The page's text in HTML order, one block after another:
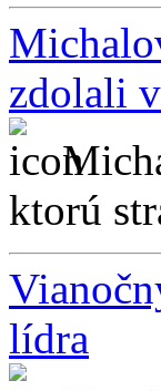
zdolali
ktorú
lídra